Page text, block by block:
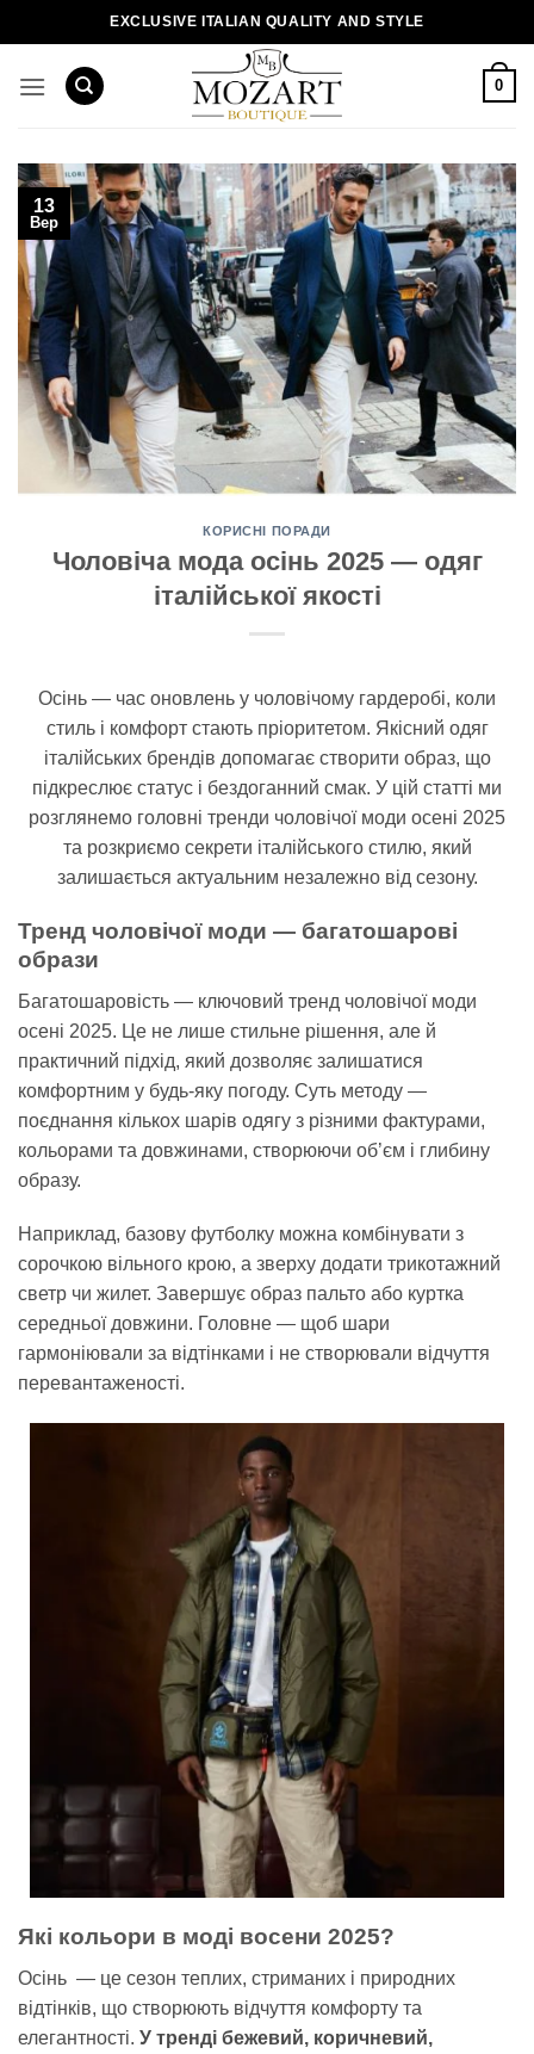
EXCLUSIVE ITALIAN QUALITY AND STYLE
0
13
Вер
КОРИСНІ ПОРАДИ
Чоловіча мода осінь 2025 — одяг
італійської якості
Осінь — час оновлень у чоловічому гардеробі, коли
стиль і комфорт стають пріоритетом. Якісний одяг
італійських брендів допомагає створити образ, що
підкреслює статус і бездоганний смак. У цій статті ми
розглянемо головні тренди чоловічої моди осені 2025
та розкриємо секрети італійського стилю, який
залишається актуальним незалежно від сезону.
Тренд чоловічої моди — багатошарові
образи
Багатошаровість — ключовий тренд чоловічої моди
осені 2025. Це не лише стильне рішення, але й
практичний підхід, який дозволяє залишатися
комфортним у будь-яку погоду. Суть методу —
поєднання кількох шарів одягу з різними фактурами,
кольорами та довжинами, створюючи об’єм і глибину
образу.
Наприклад, базову футболку можна комбінувати з
сорочкою вільного крою, а зверху додати трикотажний
светр чи жилет. Завершує образ пальто або куртка
середньої довжини. Головне — щоб шари
гармоніювали за відтінками і не створювали відчуття
перевантаженості.
Які кольори в моді восени 2025?
Осінь — це сезон теплих, стриманих і природних
відтінків, що створюють відчуття комфорту та
елегантності. У тренді бежевий, коричневий,